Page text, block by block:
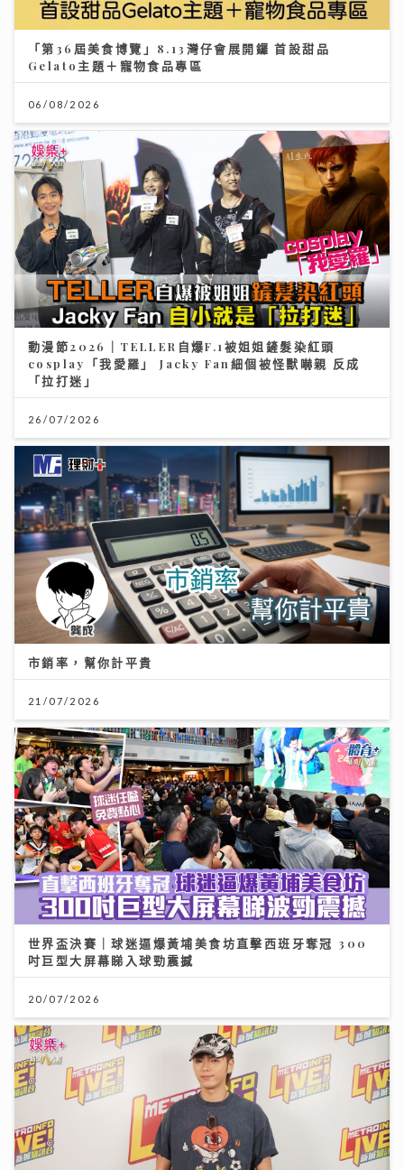
「第36屆美食博覽」8.13灣仔會展開鑼 首設甜品
Gelato主題＋寵物食品專區
06/08/2026
動漫節2026｜TELLER自爆F.1被姐姐鏟髮染紅頭
cosplay「我愛羅」 Jacky Fan細個被怪獸嚇親 反成
「拉打迷」
26/07/2026
市銷率，幫你計平貴
21/07/2026
世界盃決賽｜球迷逼爆黃埔美食坊直擊西班牙奪冠 300
吋巨型大屏幕睇入球勁震撼
20/07/2026